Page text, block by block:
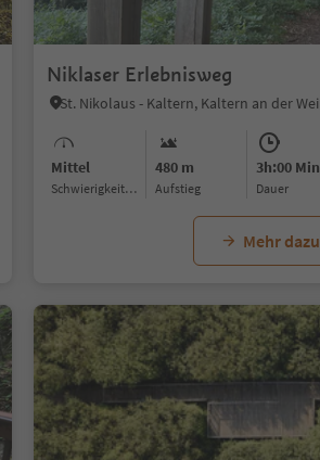
1/12
Niklaser Erlebnisweg
Mittel
Schwierigkeitsgrad
480 m
Aufstieg
3h:00 Min
Dauer
Mehr dazu